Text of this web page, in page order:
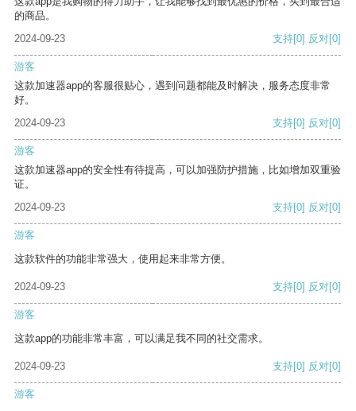
的商品。
2024-09-23
支持[0] 反对[0]
游客
这款加速器app的客服很贴心，遇到问题都能及时解决，服务态度非常
好。
2024-09-23
支持[0] 反对[0]
游客
这款加速器app的安全性有待提高，可以加强防护措施，比如增加双重验
证。
2024-09-23
支持[0] 反对[0]
游客
这款软件的功能非常强大，使用起来非常方便。
2024-09-23 支持[0] 反对[0]
游客
这款app的功能非常丰富，可以满足我不同的社交需求。
2024-09-23 支持[0] 反对[0]
游客